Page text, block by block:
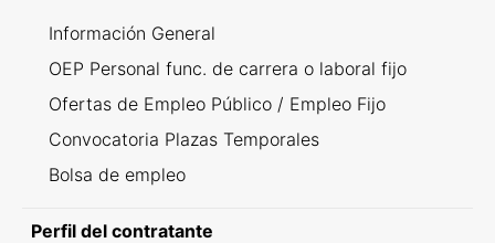
Información General
OEP Personal func. de carrera o laboral fijo
Ofertas de Empleo Público / Empleo Fijo
Convocatoria Plazas Temporales
Bolsa de empleo
Perfil del contratante